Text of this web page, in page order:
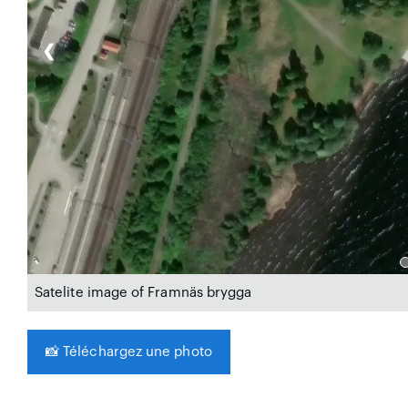
❮
Satelite image of Framnäs brygga
📸 Téléchargez une photo